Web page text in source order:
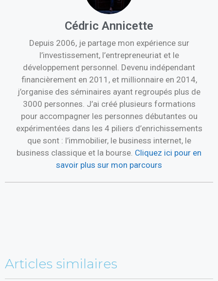
Cédric Annicette
Depuis 2006, je partage mon expérience sur
l’investissement, l’entrepreneuriat et le
développement personnel. Devenu indépendant
financièrement en 2011, et millionnaire en 2014,
j’organise des séminaires ayant regroupés plus de
3000 personnes. J’ai créé plusieurs formations
pour accompagner les personnes débutantes ou
expérimentées dans les 4 piliers d’enrichissements
que sont : l’immobilier, le business internet, le
business classique et la bourse. Cliquez ici pour en
savoir plus sur mon parcours
Articles similaires